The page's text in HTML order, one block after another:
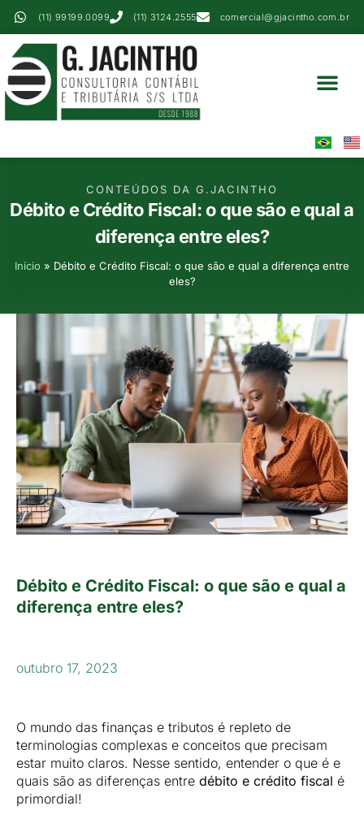
(11) 99199.0099 (11) 3124.2555 comercial@gjacintho.com.br
CONTEÚDOS DA G.JACINTHO
Débito e Crédito Fiscal: o que são e qual a
diferença entre eles?
Início » Débito e Crédito Fiscal: o que são e qual a diferença entre
eles?
Débito e Crédito Fiscal: o que são e qual a
diferença entre eles?
outubro 17, 2023
O mundo das finanças e tributos é repleto de
terminologias complexas e conceitos que precisam
estar muito claros. Nesse sentido, entender o que é e
quais são as diferenças entre débito e crédito fiscal é
primordial!